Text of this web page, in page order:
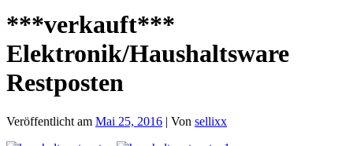
***verkauft***
Elektronik/Haushaltsware
Restposten
Veröffentlicht am Mai 25, 2016 | Von sellixx